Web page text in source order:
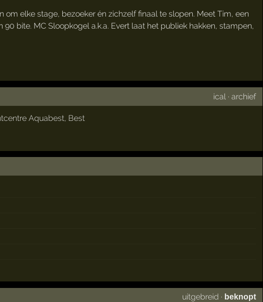
elke stage, bezoeker én zichzelf finaal te slopen. Meet Tim, een
bite. MC Sloopkogel a.k.a. Evert laat het publiek hakken, stampen,
ical ·archief
Aquabest, Best
uitgebreid · beknopt